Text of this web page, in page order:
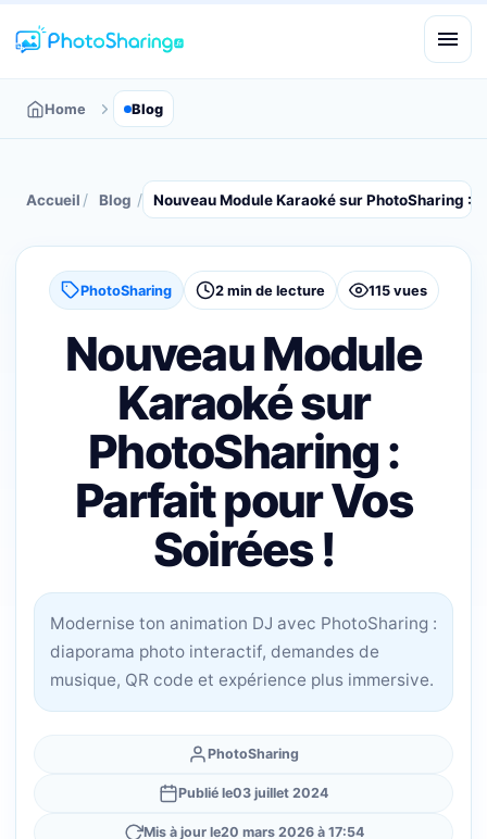
Home Blog
Accueil / Blog / Nouveau Module Karaoké sur PhotoSharing :
PhotoSharing 2 min de lecture 115 vues
Nouveau Module
Karaoké sur
PhotoSharing :
Parfait pour Vos
Soirées !
Modernise ton animation DJ avec PhotoSharing :
diaporama photo interactif, demandes de
musique, QR code et expérience plus immersive.
PhotoSharing
Publié le03 juillet 2024
Mis à jour le20 mars 2026 à 17:54